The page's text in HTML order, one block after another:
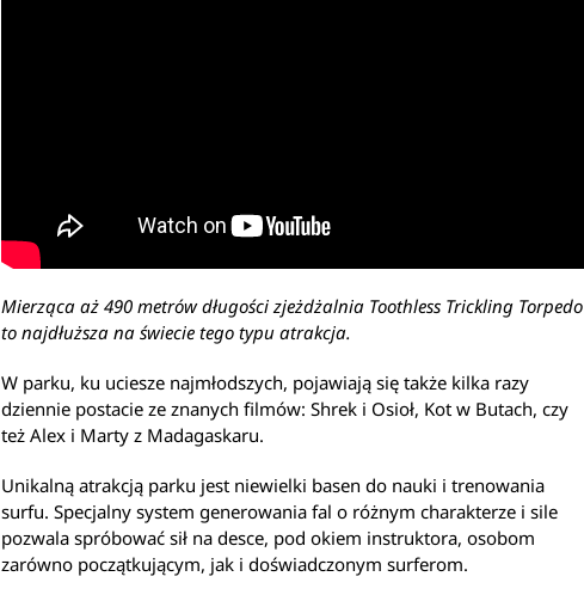
Mierząca aż 490 metrów długości zjeżdżalnia Toothless Trickling Torpedo
to najdłuższa na świecie tego typu atrakcja.
W parku, ku uciesze najmłodszych, pojawiają się także kilka razy
dziennie postacie ze znanych filmów: Shrek i Osioł, Kot w Butach, czy
też Alex i Marty z Madagaskaru.
Unikalną atrakcją parku jest niewielki basen do nauki i trenowania
surfu. Specjalny system generowania fal o różnym charakterze i sile
pozwala spróbować sił na desce, pod okiem instruktora, osobom
zarówno początkującym, jak i doświadczonym surferom.